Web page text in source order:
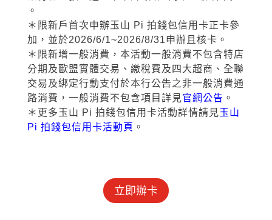
。
＊限新戶首次申辦玉山 Pi 拍錢包信用卡正卡參
加，並於2026/6/1~2026/8/31申辦且核卡。
＊限新增一般消費，本活動一般消費不包含特店
分期及歐盟實體交易、繳稅費及四大超商、全聯
交易及綁定行動支付於本行公告之非一般消費通
路消費，一般消費不包含項目詳見官網公告 。
＊更多玉山 Pi 拍錢包信用卡活動詳情請見玉山
Pi 拍錢包信用卡活動頁 。
立即辦卡